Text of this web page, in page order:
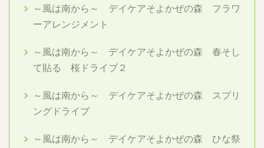
～風は南から～ デイケアそよかぜの森 フラワ
ーアレンジメント
～風は南から～ デイケアそよかぜの森 春そし
て貼る 桜ドライブ２
～風は南から～ デイケアそよかぜの森 スプリ
ングドライブ
～風は南から～ デイケアそよかぜの森 ひな祭